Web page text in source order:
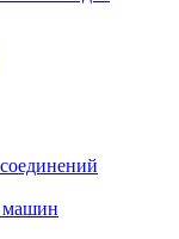
машин